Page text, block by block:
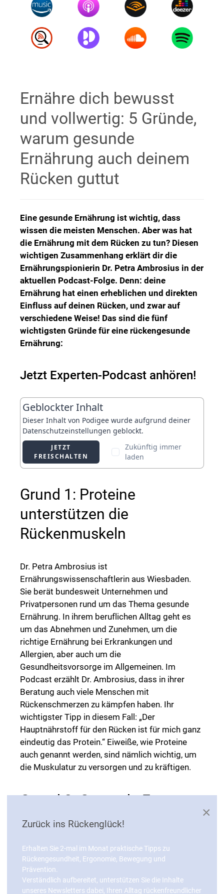
Ernähre dich bewusst
und vollwertig: 5 Gründe,
warum gesunde
Ernährung auch deinem
Rücken guttut
Eine gesunde Ernährung ist wichtig, dass
wissen die meisten Menschen. Aber was hat
die Ernährung mit dem Rücken zu tun? Diesen
wichtigen Zusammenhang erklärt dir die
Ernährungspionierin Dr. Petra Ambrosius in der
aktuellen Podcast-Folge. Denn: deine
Ernährung hat einen erheblichen und direkten
Einfluss auf deinen Rücken, und zwar auf
verschiedene Weise! Das sind die fünf
wichtigsten Gründe für eine rückengesunde
Ernährung:
Jetzt Experten-Podcast anhören!
Grund 1: Proteine
unterstützen die
Rückenmuskeln
Dr. Petra Ambrosius ist
Ernährungswissenschaftlerin aus Wiesbaden.
Sie berät bundesweit Unternehmen und
Privatpersonen rund um das Thema gesunde
Ernährung. In ihrem beruflichen Alltag geht es
um das Abnehmen und Zunehmen, um die
richtige Ernährung bei Erkrankungen und
Allergien, aber auch um die
Gesundheitsvorsorge im Allgemeinen. Im
Podcast erzählt Dr. Ambrosius, dass in ihrer
Beratung auch viele Menschen mit
Rückenschmerzen zu kämpfen haben. Ihr
wichtigster Tipp in diesem Fall: „Der
Hauptnährstoff für den Rücken ist für mich ganz
eindeutig das Protein.“ Eiweiße, wie Proteine
auch genannt werden, sind nämlich wichtig, um
die Muskulatur zu versorgen und zu kräftigen.
Grund 2: Gesunde Fette
hemmen Entzündungen
Ein weiterer wichtiger Punkt im Zusammenhang
zwischen Ernährung und Rücken ist die
Entzündungshemmung. Bei Rückenschmerzen
können immer auch Entzündungen eine Rolle
×
Zurück ins Rückenglück!
Erhalten Sie 2-mal im Monat praktische Tipps zu
Rückengesundheit, Ergonomie, Bewegung und
Prävention.
Verständlich aufbereitet, unterstützen Sie die Inhalte
unseres Newsletters dabei, Ihren Alltag rückenfreundlicher